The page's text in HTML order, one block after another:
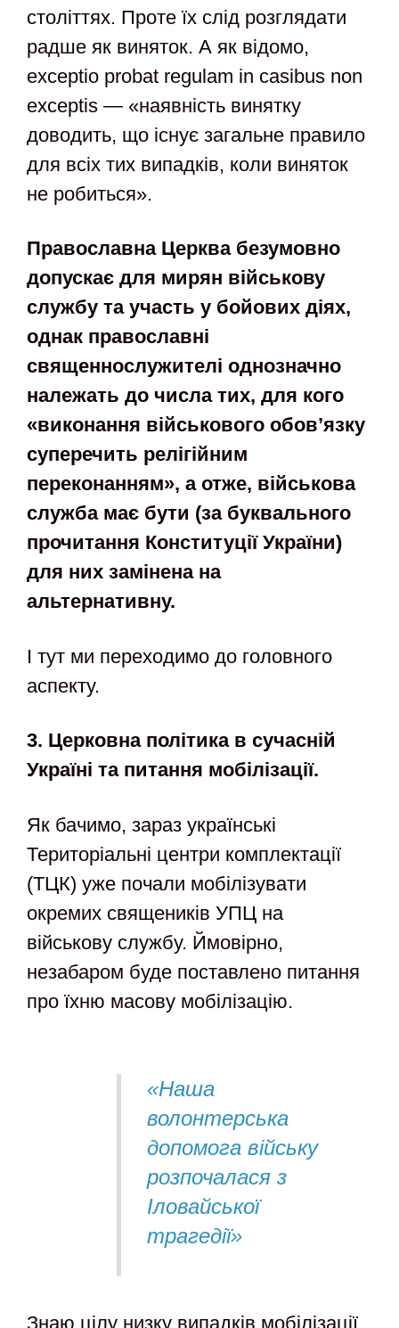
століттях. Проте їх слід розглядати
радше як виняток. А як відомо,
exceptio probat regulam in casibus non
exceptis — «наявність винятку
доводить, що існує загальне правило
для всіх тих випадків, коли виняток
не робиться».
Православна Церква безумовно
допускає для мирян військову
службу та участь у бойових діях,
однак православні
священнослужителі однозначно
належать до числа тих, для кого
«виконання військового обов’язку
суперечить релігійним
переконанням», а отже, військова
служба має бути (за буквального
прочитання Конституції України)
для них замінена на
альтернативну.
І тут ми переходимо до головного
аспекту.
3. Церковна політика в сучасній
Україні та питання мобілізації.
Як бачимо, зараз українські
Територіальні центри комплектації
(ТЦК) уже почали мобілізувати
окремих священиків УПЦ на
військову службу. Ймовірно,
незабаром буде поставлено питання
про їхню масову мобілізацію.
«Наша
волонтерська
допомога війську
розпочалася з
Іловайської
трагедії»
Знаю цілу низку випадків мобілізації